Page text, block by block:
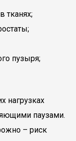
тканях;
пузыря;
нагрузках
паузами.
– риск